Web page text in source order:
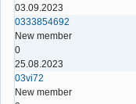
03.09.2023
0333854692
New member
0
25.08.2023
03vi72
New member